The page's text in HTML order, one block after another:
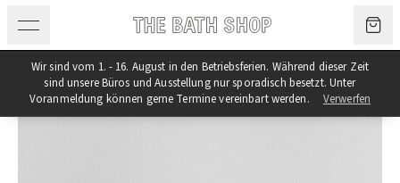
Wir sind vom 1. - 16. August in den Betriebsferien. Während dieser Zeit
sind unsere Büros und Ausstellung nur sporadisch besetzt. Unter
Voranmeldung können gerne Termine vereinbart werden.
Verwerfen